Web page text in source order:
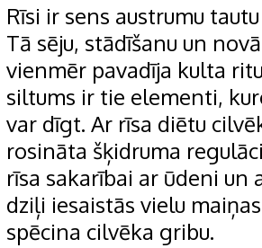
Rīsi ir sens austrumu
Tā sēju, stādīšanu un
vienmēr pavadīja kulta
siltums ir tie elementi,
var dīgt. Ar rīsa diētu
rosināta šķidruma
rīsa sakarībai ar ūdeni un
dziļi iesaistās vielu
spēcina cilvēka gribu.